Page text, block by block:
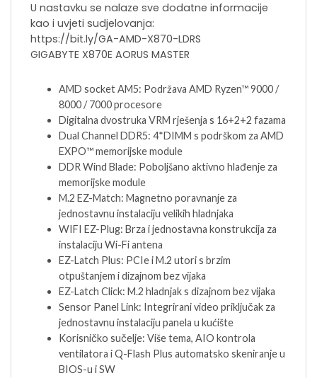
U nastavku se nalaze sve dodatne informacije
kao i uvjeti sudjelovanja:
https://bit.ly/GA-AMD-X870-LDRS
GIGABYTE X870E AORUS MASTER
AMD socket AM5: Podržava AMD Ryzen™ 9000 /
8000 / 7000 procesore
Digitalna dvostruka VRM rješenja s 16+2+2 fazama
Dual Channel DDR5: 4*DIMM s podrškom za AMD
EXPO™ memorijske module
DDR Wind Blade: Poboljšano aktivno hlađenje za
memorijske module
M.2 EZ-Match: Magnetno poravnanje za
jednostavnu instalaciju velikih hladnjaka
WIFI EZ-Plug: Brza i jednostavna konstrukcija za
instalaciju Wi-Fi antena
EZ-Latch Plus: PCIe i M.2 utori s brzim
otpuštanjem i dizajnom bez vijaka
EZ-Latch Click: M.2 hladnjak s dizajnom bez vijaka
Sensor Panel Link: Integrirani video priključak za
jednostavnu instalaciju panela u kućište
Korisničko sučelje: Više tema, AIO kontrola
ventilatora i Q-Flash Plus automatsko skeniranje u
BIOS-u i SW